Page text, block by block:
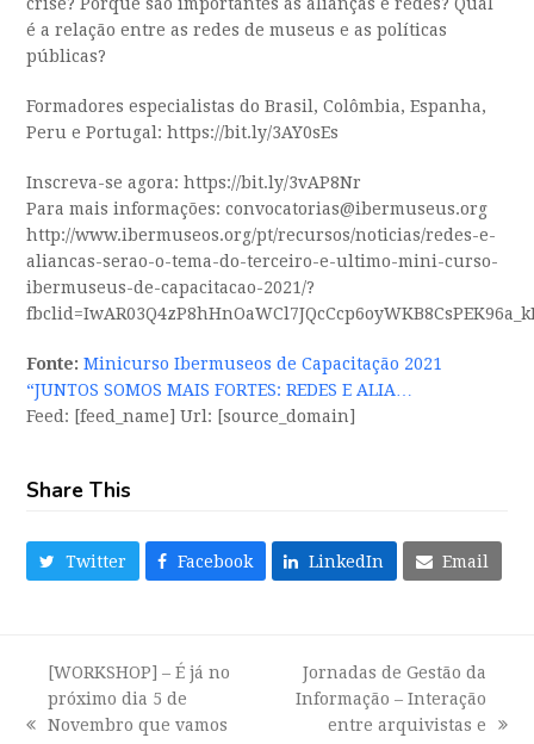
crise? Porque são importantes as alianças e redes? Qual
é a relação entre as redes de museus e as políticas
públicas?
Formadores especialistas do Brasil, Colômbia, Espanha,
Peru e Portugal: https://bit.ly/3AY0sEs
Inscreva-se agora: https://bit.ly/3vAP8Nr
Para mais informações: convocatorias@ibermuseus.org
http://www.ibermuseos.org/pt/recursos/noticias/redes-e-
aliancas-serao-o-tema-do-terceiro-e-ultimo-mini-curso-
ibermuseus-de-capacitacao-2021/?
Fonte: Minicurso Ibermuseos de Capacitação 2021
“JUNTOS SOMOS MAIS FORTES: REDES E ALIA…
Feed: [feed_name] Url: [source_domain]
Share This
Twitter Facebook LinkedIn Email
previous
[WORKSHOP] – É já no
próximo dia 5 de
Novembro que vamos
Jornadas de Gestão da
Informação – Interação
entre arquivistas e